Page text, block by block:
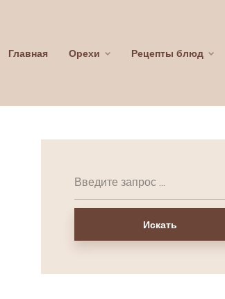
Главная Орехи Рецепты блюд
Искать